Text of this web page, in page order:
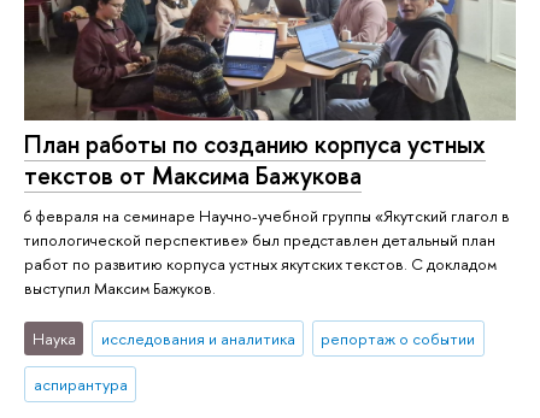
План работы по созданию корпуса устных
текстов от Максима Бажукова
6 февраля на семинаре Научно-учебной группы «Якутский глагол в
типологической перспективе» был представлен детальный план
работ по развитию корпуса устных якутских текстов. С докладом
выступил Максим Бажуков.
Наука исследования и аналитика репортаж о событии
аспирантура